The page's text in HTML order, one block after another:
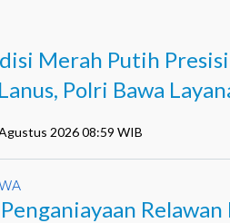
Merah Putih
Polri Bawa
2026 08:59 WIB
Relawan